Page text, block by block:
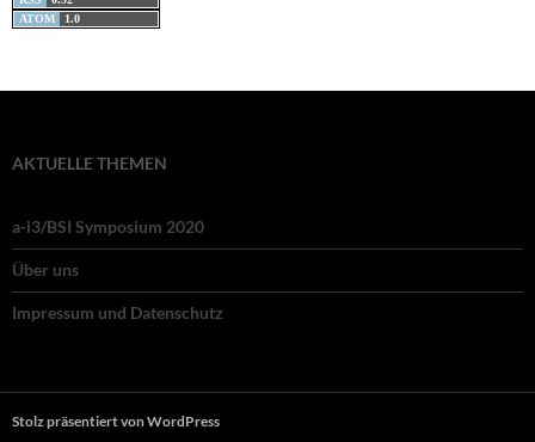
ATOM
1.0
AKTUELLE THEMEN
a-i3/BSI Symposium 2020
Über uns
Impressum und Datenschutz
Stolz präsentiert von WordPress